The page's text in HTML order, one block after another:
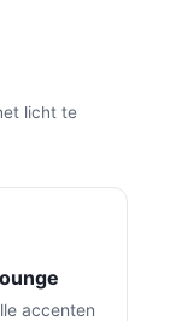
licht te
accenten